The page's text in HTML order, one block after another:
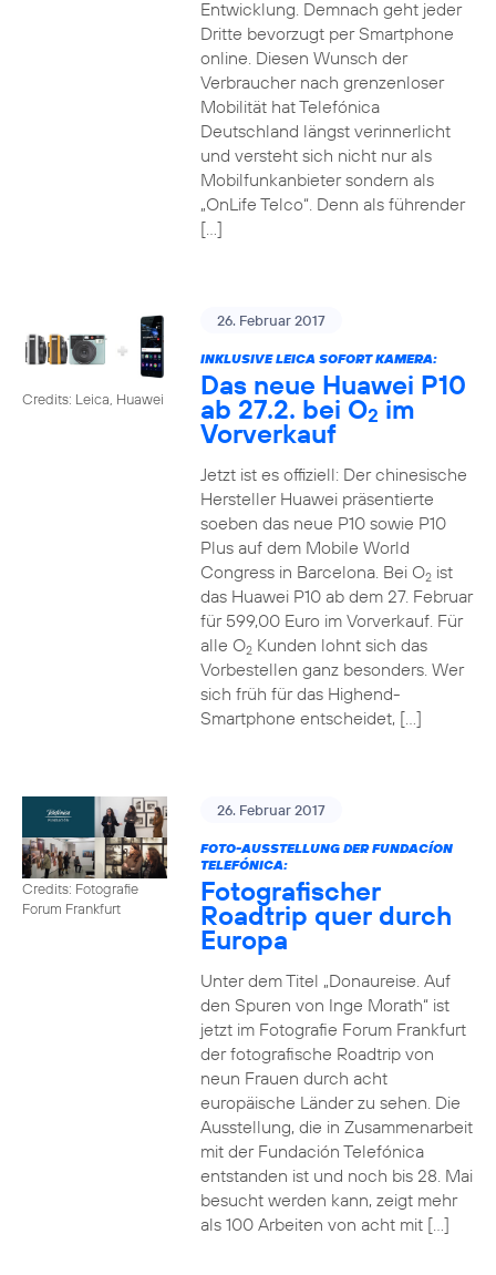
Entwicklung. Demnach geht jeder
Dritte bevorzugt per Smartphone
online. Diesen Wunsch der
Verbraucher nach grenzenloser
Mobilität hat Telefónica
Deutschland längst verinnerlicht
und versteht sich nicht nur als
Mobilfunkanbieter sondern als
„OnLife Telco“. Denn als führender
[…]
Credits: Leica, Huawei
26. Februar 2017
INKLUSIVE LEICA SOFORT KAMERA:
Das neue Huawei P10
ab 27.2. bei O2 im
Vorverkauf
Jetzt ist es offiziell: Der chinesische
Hersteller Huawei präsentierte
soeben das neue P10 sowie P10
Plus auf dem Mobile World
Congress in Barcelona. Bei O2ist
das Huawei P10 ab dem 27. Februar
für 599,00 Euro im Vorverkauf. Für
alle O2Kunden lohnt sich das
Vorbestellen ganz besonders. Wer
sich früh für das Highend-
Smartphone entscheidet, […]
Credits: Fotografie
Forum Frankfurt
26. Februar 2017
FOTO-AUSSTELLUNG DER FUNDACÍON
TELEFÓNICA:
Fotografischer
Roadtrip quer durch
Europa
Unter dem Titel „Donaureise. Auf
den Spuren von Inge Morath“ ist
jetzt im Fotografie Forum Frankfurt
der fotografische Roadtrip von
neun Frauen durch acht
europäische Länder zu sehen. Die
Ausstellung, die in Zusammenarbeit
mit der Fundación Telefónica
entstanden ist und noch bis 28. Mai
besucht werden kann, zeigt mehr
als 100 Arbeiten von acht mit […]